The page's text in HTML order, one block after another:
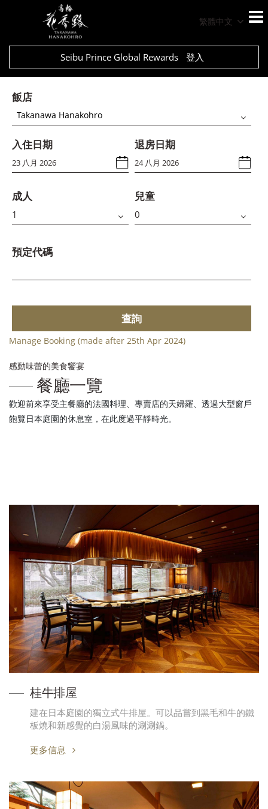
繁體中文
Seibu Prince Global Rewards 登入
飯店
Takanawa Hanakohro
入住日期 退房日期
成人 兒童
預定代碼
查詢
Manage Booking (made after 25th Apr 2024)
感動味蕾的美食饗宴
餐廳一覽
歡迎前來享受主餐廳的法國料理、專賣店的天婦羅、透過大型窗戶
飽覽日本庭園的休息室，在此度過平靜時光。
桂牛排屋
建在日本庭園的獨立式牛排屋。可以品嘗到黑毛和牛的鐵
板燒和新感覺的白湯風味的涮涮鍋。
更多信息